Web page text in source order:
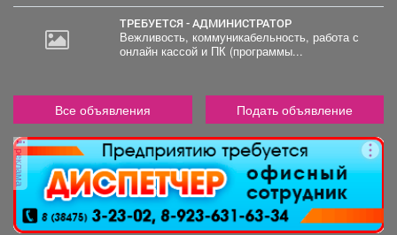
ТРЕБУЕТСЯ - АДМИНИСТРАТОР
Вежливость, коммуникабельность, работа с
онлайн кассой и ПК (программы...
Все объявления Подать объявление
реклама